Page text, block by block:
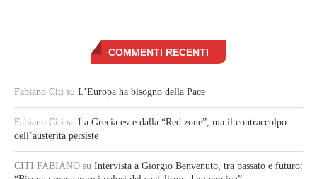
COMMENTI RECENTI
Fabiano Citi su L’Europa ha bisogno della Pace
Fabiano Citi su La Grecia esce dalla “Red zone”, ma il contraccolpo
dell’austerità persiste
CITI FABIANO su Intervista a Giorgio Benvenuto, tra passato e futuro: